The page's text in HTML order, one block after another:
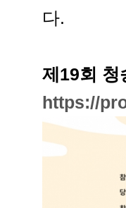
다.
제19회 청
https://